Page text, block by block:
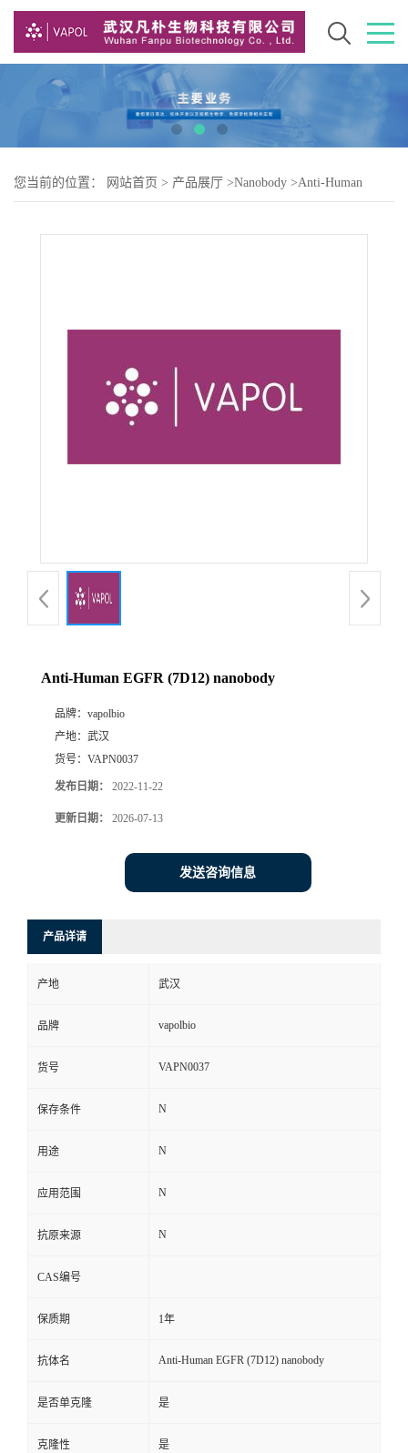
您当前的位置： 网站首页 > 产品展厅 >Nanobody >Anti-Human
Anti-Human EGFR (7D12) nanobody
品牌： vapolbio
产地： 武汉
货号： VAPN0037
发布日期： 2022-11-22
更新日期： 2026-07-13
发送咨询信息
产品详请
产地 武汉
品牌 vapolbio
货号 VAPN0037
保存条件 N
用途 N
应用范围 N
抗原来源 N
CAS编号
保质期 1年
抗体名 Anti-Human EGFR (7D12) nanobody
是否单克隆 是
克隆性 是